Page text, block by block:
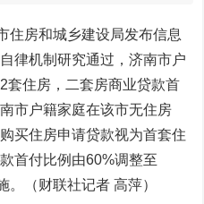
房和城乡建设局发布信息
律机制研究通过，济南市户
套住房，二套房商业贷款首
市户籍家庭在该市无住房
买住房申请贷款视为首套住
首付比例由60%调整至
（财联社记者 高萍）